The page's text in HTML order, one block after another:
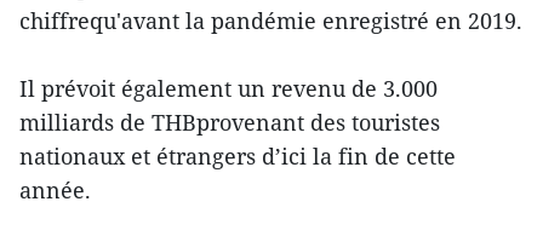
chiffrequ'avant la pandémie enregistré en 2019.
Il prévoit également un revenu de 3.000
milliards de THBprovenant des touristes
nationaux et étrangers d’ici la fin de cette
année.